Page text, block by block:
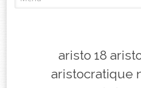
aristo 18
aristocratique